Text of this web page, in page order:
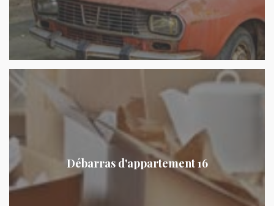
Débarras d'appartement 16